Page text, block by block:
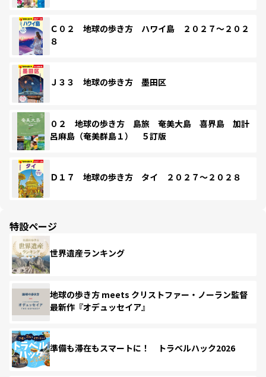
Ｃ０２ 地球の歩き方 ハワイ島 ２０２７～２０２
８
Ｊ３３ 地球の歩き方 墨田区
０２ 地球の歩き方 島旅 奄美大島 喜界島 加計
呂麻島（奄美群島１） ５訂版
Ｄ１７ 地球の歩き方 タイ ２０２７～２０２８
特設ページ
世界遺産ランキング
地球の歩き方 meets クリストファー・ノーラン監督
最新作『オデュッセイア』
準備も滞在もスマートに！ トラベルハック2026